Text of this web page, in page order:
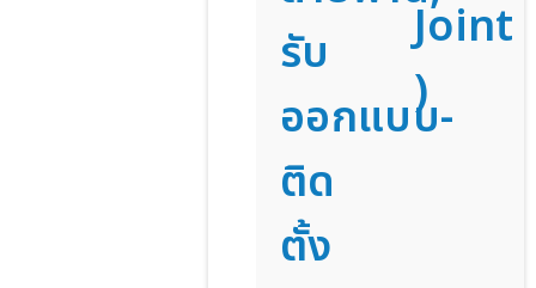
รับ
ออกแบบ-
ติด
ตั้ง
Joint
)